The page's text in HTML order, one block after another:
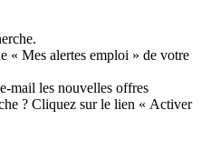
« Mes alertes emploi » de votre
mail les nouvelles offres
? Cliquez sur le lien « Activer